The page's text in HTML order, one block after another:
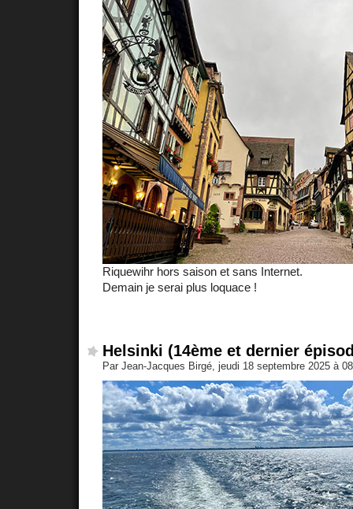
Riquewihr hors saison et sans Internet.
Demain je serai plus loquace !
Helsinki (14ème et dernier
Par Jean-Jacques Birgé, jeudi 18 septembre 2025 à